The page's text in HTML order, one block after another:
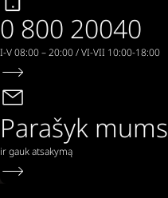
0 800 20040
I-V 08:00 – 20:00 / VI-VII 10:00-18:00
Parašyk mums
ir gauk atsakymą